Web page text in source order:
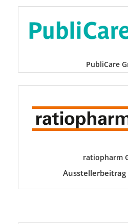
PubliCare
ratiopharm
Ausstellerbeitrag